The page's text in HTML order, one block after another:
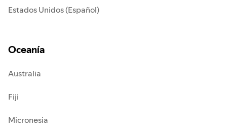
Estados Unidos (Español)
Oceanía
Australia
Fiji
Micronesia